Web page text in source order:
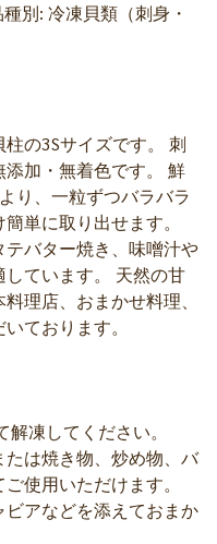
別: 冷凍貝類（刺身・
の3Sサイズです。 刺
加・無着色です。 鮮
り、一粒ずつバラバラ
単に取り出せます。
バター焼き、味噌汁や
ています。 天然の甘
理店、おまかせ料理、
ております。
凍してください。
は焼き物、炒め物、バ
使用いただけます。
アなどを添えておまか